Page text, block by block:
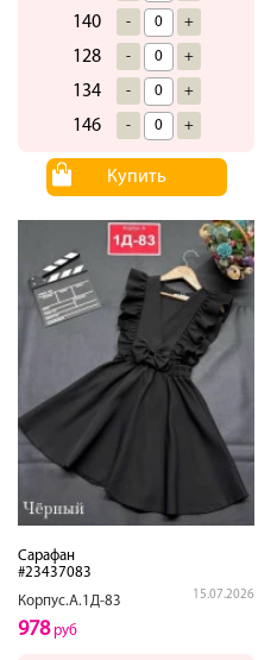
140 - +
128 - +
134 - +
146 - +
Купить
Сарафан
#23437083
Корпус.А.1Д-83
15.07.2026
978руб